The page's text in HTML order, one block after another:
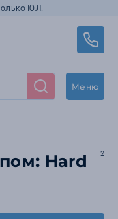
ЮЛ.
Меню
Hard
2